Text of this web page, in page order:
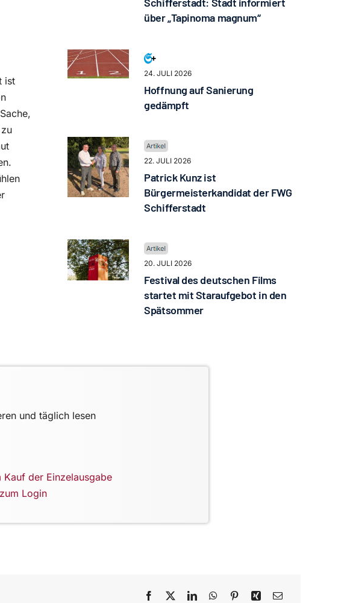
ist
über „Tapinoma magnum“
24. JULI 2026
Hoffnung auf Sanierung
gedämpft
22. JULI 2026
Patrick Kunz ist
Bürgermeisterkandidat der FWG
Schifferstadt
20. JULI 2026
Festival des deutschen Films
startet mit Staraufgebot in den
Spätsommer
und täglich lesen
Kauf der Einzelausgabe
Login